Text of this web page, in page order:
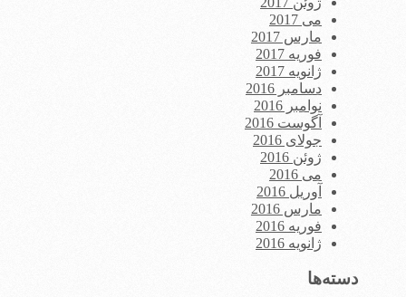
می 2017
مارس 2017
فوریه 2017
ژانویه 2017
دسامبر 2016
نوامبر 2016
آگوست 2016
جولای 2016
ژوئن 2016
می 2016
آوریل 2016
مارس 2016
فوریه 2016
ژانویه 2016
دسته‌ها